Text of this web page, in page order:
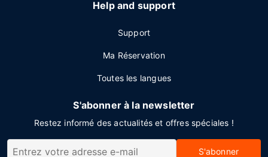
Help and support
Support
Ma Réservation
Toutes les langues
S'abonner à la newsletter
Restez informé des actualités et offres spéciales !
S'abonner